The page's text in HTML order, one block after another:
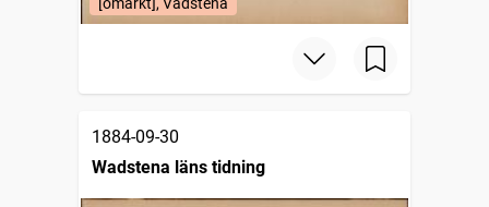
1884-09-30
Wadstena läns tidning